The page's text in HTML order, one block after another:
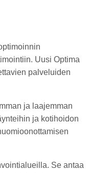
Uusi Optima
palveluiden
ja laajemman
ja kotihoidon
Se antaa